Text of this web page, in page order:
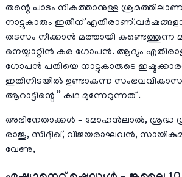
തന്റെ പാടം നികത്താനുള്ള
നാട്ടുകാരും ഇതിന്
തടസം നീക്കാൻ മത്തായി കണ്ടെത്തുന്ന
നെയ്യാറ്റിൻ കര ഗോപൻ. ആദ്യം
ഗോപൻ പതിയെ നാട്ടുകാരുടെ
ഇതിനിടയിൽ ഉണ്ടാകുന്ന
ആറാട്ടിന്റെ ” കഥ മുന്നേറുന്നത് .
അഭിനേതാക്കള്‍ – മോഹൻലാൽ, ശ്രദ്ധ
രാജു, സിദ്ദിഖ്, വിജയരാഘവൻ,
വേണു,